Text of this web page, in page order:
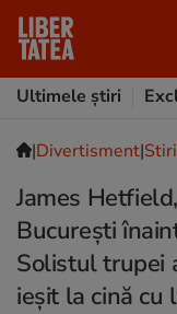
Ultimele știri
|Divertisment|
James
București
Solistul trupei
ieșit la cină cu